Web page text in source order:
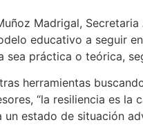
Madrigal,
educativo a seguir
sea práctica o teórica,
herramientas
“la resiliencia es
estado de situación